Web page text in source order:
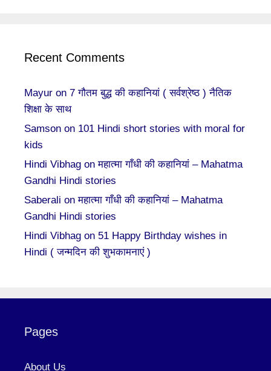
Recent Comments
Mayur on 7 गौतम बुद्ध की कहानियां ( सर्वश्रेष्ठ ) नैतिक
शिक्षा के साथ
Samson on 101 Hindi short stories with moral for
kids
Hindi Vibhag onमहात्मा गाँधी की कहानियां – Mahatma
Gandhi Hindi stories
Saberali onमहात्मा गाँधी की कहानियां – Mahatma
Gandhi Hindi stories
Hindi Vibhag on 51 Happy Birthday wishes in
Hindi ( जन्मदिन की शुभकामनाएं )
Pages
About Us